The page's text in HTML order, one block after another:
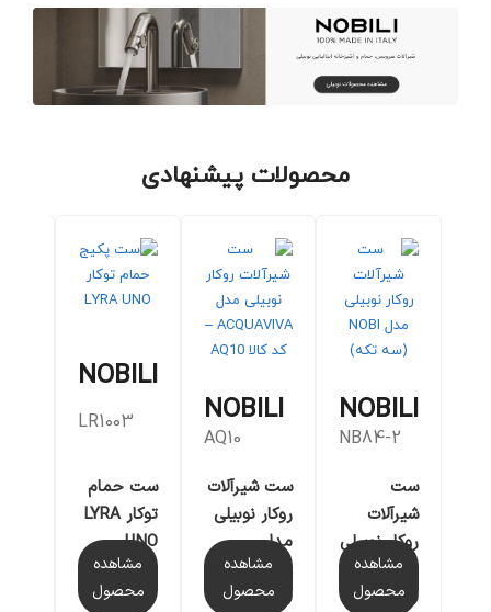
محصولات پیشنهادی
NOBILI
NB84-2
ست
شیرآلات
روکار نوبیلی
مدل NOBI
(چهار تکه)
مشاهده
محصول
NOBILI
AQ10
ست شیرآلات
روکار نوبیلی
مدل
ACQUAVIVA
(چهار تکه)
مشاهده
محصول
NOBILI
LR1003
ست حمام
توکار LYRA
UNO
مشاهده
محصول